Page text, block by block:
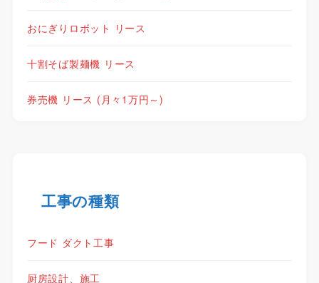
おにぎりロボット リース
十割そば製麺機 リース
券売機 リース (月々1万円～)
工事の種類
フード ダクト工事
厨房設計、施工